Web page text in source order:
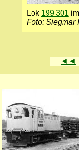
Lok 199 301
Foto: Siegmar
◄◄